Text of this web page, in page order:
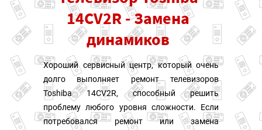
НАШИ КОНТАКТЫ
14CV2R - Замена
динамиков
Хороший сервисный центр, который очень
долго выполняет ремонт телевизоров
Toshiba 14CV2R, способный решить
проблему любого уровня сложности. Если
потребовался ремонт или замена